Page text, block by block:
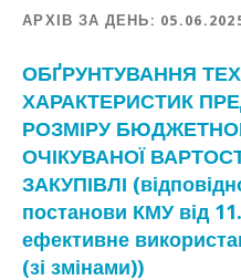
АРХІВ ЗА ДЕНЬ:
ОБҐРУНТУВАННЯ
ХАРАКТЕРИСТИК
РОЗМІРУ
ОЧІКУВАНОЇ
ЗАКУПІВЛІ
постанови КМУ від
ефективне
(зі змінами))